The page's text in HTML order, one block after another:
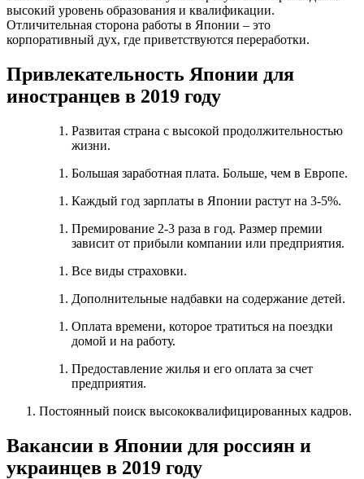
высокий уровень образования и квалификации.
Отличительная сторона работы в Японии – это
корпоративный дух, где приветствуются переработки.
Привлекательность Японии для
иностранцев в 2019 году
Развитая страна с высокой продолжительностью
жизни.
Большая заработная плата. Больше, чем в Европе.
Каждый год зарплаты в Японии растут на 3-5%.
Премирование 2-3 раза в год. Размер премии
зависит от прибыли компании или предприятия.
Все виды страховки.
Дополнительные надбавки на содержание детей.
Оплата времени, которое тратиться на поездки
домой и на работу.
Предоставление жилья и его оплата за счет
предприятия.
Постоянный поиск высококвалифицированных кадров.
Вакансии в Японии для россиян и
украинцев в 2019 году